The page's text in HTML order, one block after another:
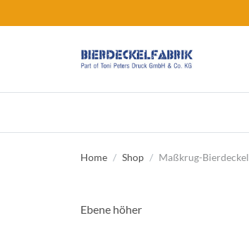
Home Shop Maßkrug-Bierdeckel
Ebene höher